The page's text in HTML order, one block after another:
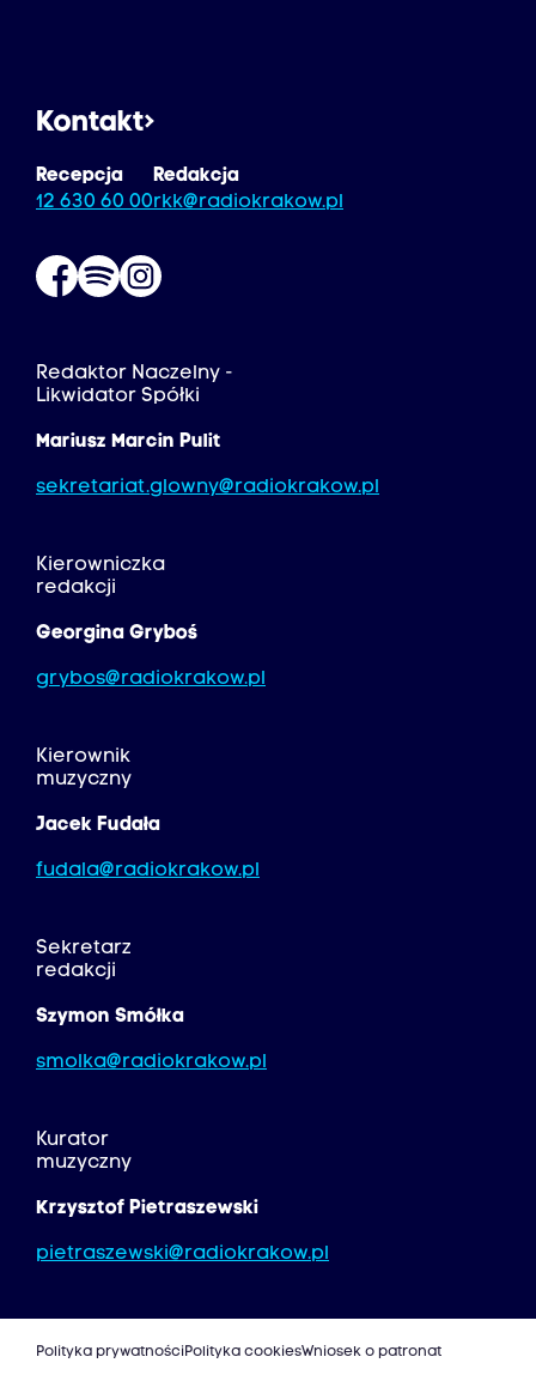
Kontakt
Recepcja
12 630 60 00
Redakcja
rkk@radiokrakow.pl
Redaktor Naczelny -
Likwidator Spółki
Mariusz Marcin Pulit
sekretariat.glowny@radiokrakow.pl
Kierowniczka
redakcji
Georgina Gryboś
grybos@radiokrakow.pl
Kierownik
muzyczny
Jacek Fudała
fudala@radiokrakow.pl
Sekretarz
redakcji
Szymon Smółka
smolka@radiokrakow.pl
Kurator
muzyczny
Krzysztof Pietraszewski
pietraszewski@radiokrakow.pl
Polityka prywatności Polityka cookiesWniosek o patronat